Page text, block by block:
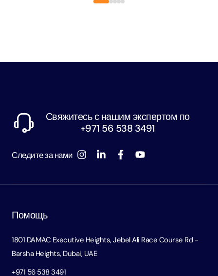
Свяжитесь с нашим экспертом по
+971 56 538 3491
Следите за нами
Помощь
1801 DAMAC Executive Heights, Jebel Ali Race Course Rd -
Barsha Heights, Dubai, UAE
+971 56 538 3491